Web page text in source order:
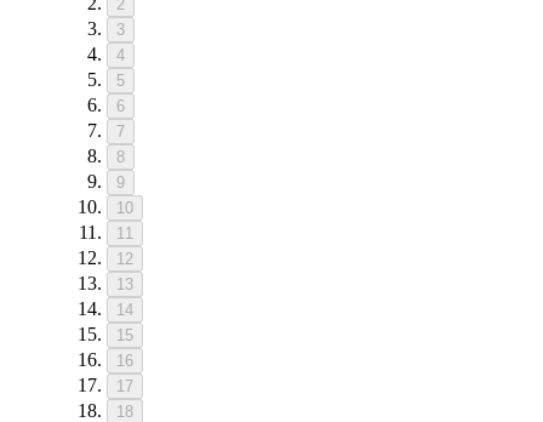
2
3
4
5
6
7
8
9
10
11
12
13
14
15
16
17
18